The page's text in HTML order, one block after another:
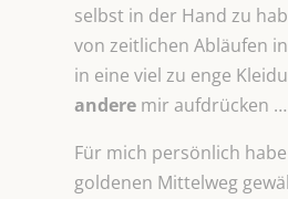
selbst in der Hand zu
von zeitlichen Abläufen
in eine viel zu enge
andere mir aufdrücken …
Für mich persönlich
goldenen Mittelweg